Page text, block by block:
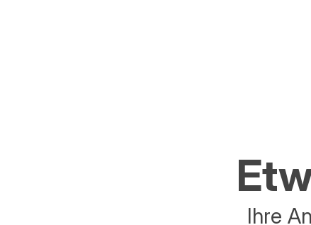
Ihre